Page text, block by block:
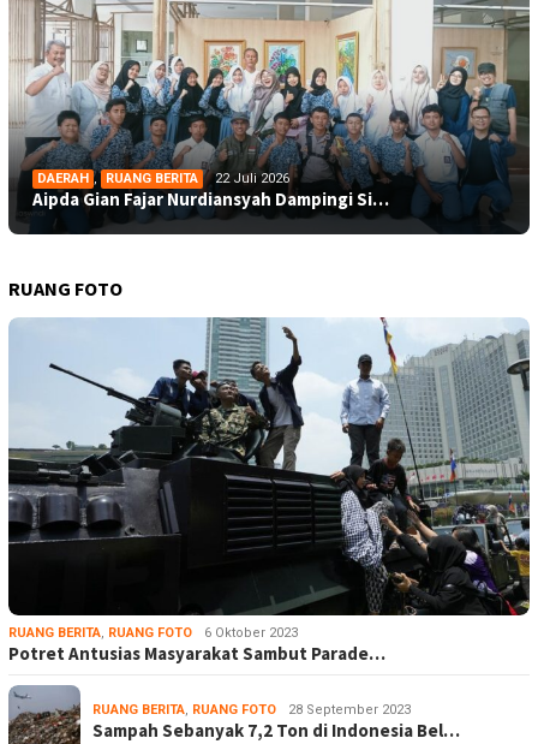
DAERAH , RUANG BERITA 22 Juli 2026
Aipda Gian Fajar Nurdiansyah Dampingi Si…
RUANG FOTO
RUANG BERITA, RUANG FOTO 6 Oktober 2023
Potret Antusias Masyarakat Sambut Parade…
RUANG BERITA, RUANG FOTO 28 September 2023
Sampah Sebanyak 7,2 Ton di Indonesia Bel…